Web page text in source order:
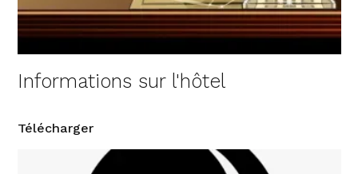
Informations sur l'hôtel
Télécharger